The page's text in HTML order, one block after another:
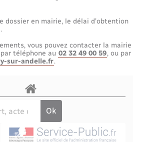
électrique
d’occupation de l’espace
de communes
dossier en mairie, le délai d’obtention
vous pouvez contacter la mairie
téléphone au 02 32 49 00 59, ou par
sur-andelle.fr.